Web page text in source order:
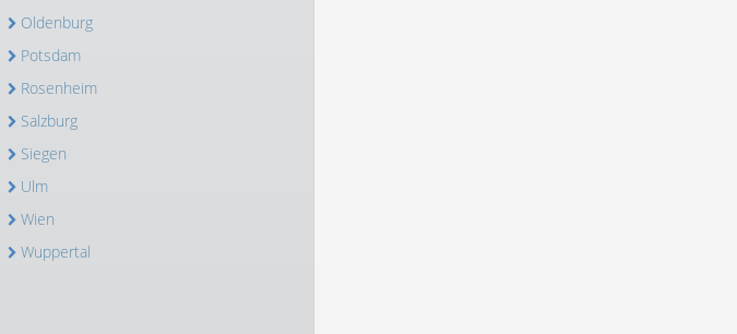
Oldenburg
Potsdam
Rosenheim
Salzburg
Siegen
Ulm
Wien
Wuppertal